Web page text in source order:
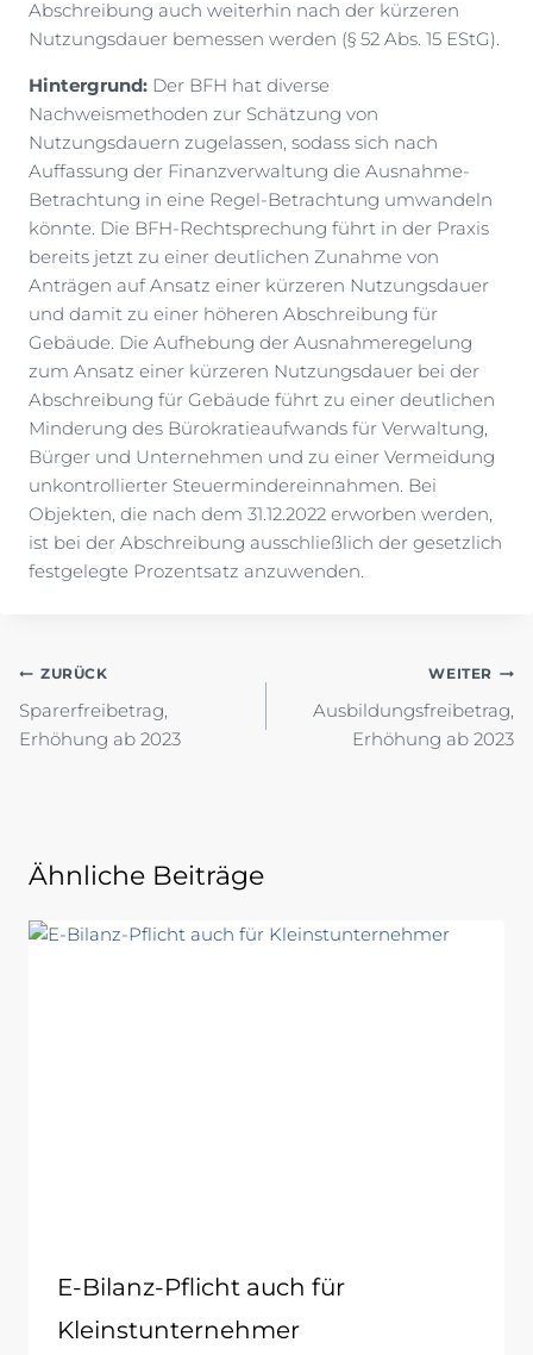
Abschreibung auch weiterhin nach der kürzeren
Nutzungsdauer bemessen werden (§ 52 Abs. 15 EStG).
Hintergrund: Der BFH hat diverse
Nachweismethoden zur Schätzung von
Nutzungsdauern zugelassen, sodass sich nach
Auffassung der Finanzverwaltung die Ausnahme-
Betrachtung in eine Regel-Betrachtung umwandeln
könnte. Die BFH-Rechtsprechung führt in der Praxis
bereits jetzt zu einer deutlichen Zunahme von
Anträgen auf Ansatz einer kürzeren Nutzungsdauer
und damit zu einer höheren Abschreibung für
Gebäude. Die Aufhebung der Ausnahmeregelung
zum Ansatz einer kürzeren Nutzungsdauer bei der
Abschreibung für Gebäude führt zu einer deutlichen
Minderung des Bürokratieaufwands für Verwaltung,
Bürger und Unternehmen und zu einer Vermeidung
unkontrollierter Steuermindereinnahmen. Bei
Objekten, die nach dem 31.12.2022 erworben werden,
ist bei der Abschreibung ausschließlich der gesetzlich
festgelegte Prozentsatz anzuwenden.
Beitragsnavigation
ZURÜCK
Sparerfreibetrag,
Erhöhung ab 2023
WEITER
Ausbildungsfreibetrag,
Erhöhung ab 2023
Ähnliche Beiträge
E-Bilanz-Pflicht auch für
Kleinstunternehmer